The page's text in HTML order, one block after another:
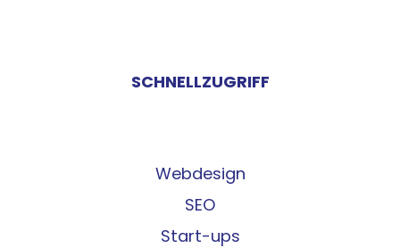
SCHNELLZUGRIFF
Webdesign
SEO
Start-ups